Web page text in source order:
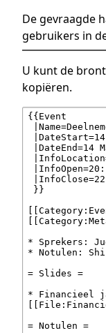
De gevraagde
gebruikers in
U kunt de
kopiëren.